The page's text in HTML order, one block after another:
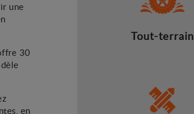
une
30
en
Tout-terrain